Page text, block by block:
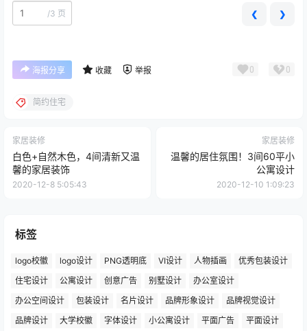
/3 页 ❮ ❯
海报分享 收藏 举报 0 0
简约住宅
家居装修
白色+自然木色，4间清新又温
馨的家居装饰
2020-12-8 5:05:43
家居装修
温馨的居住氛围！3间60平小
公寓设计
2020-12-10 1:09:23
标签
logo校徽 logo设计 PNG透明底 VI设计 人物插画
优秀包装设计
住宅设计
公寓设计 创意广告 别墅设计
办公室设计
办公空间设计
包装设计 名片设计 品牌形象设计
品牌视觉设计
品牌设计
大学校徽 字体设计 小公寓设计 平面广告 平面设计